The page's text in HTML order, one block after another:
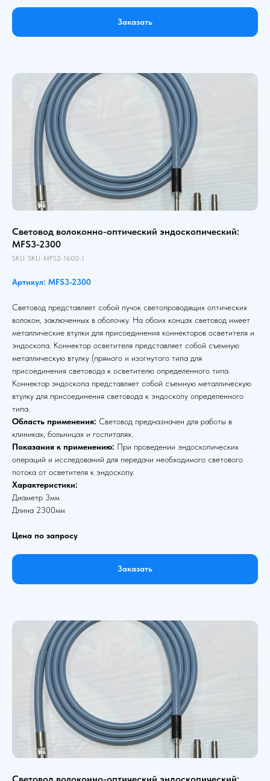
Заказать
Световод волоконно-оптический эндоскопический:
MFS3-2300
SKU: SKU: MFS2-1600-1
Артикул: MFS3-2300
Световод представляет собой пучок светопроводящих оптических
волокон, заключенных в оболочку. На обоих концах световод имеет
металлические втулки для присоединения коннекторов осветителя и
эндоскопа. Коннектор осветителя представляет собой съемную
металлическую втулку (прямого и изогнутого типа для
присоединения световода к осветителю определенного типа.
Коннектор эндоскопа представляет собой съемную металлическую
втулку для присоединения световода к эндоскопу определенного
типа.
Область применения: Световод предназначен для работы в
клиниках, больницах и госпиталях.
Показания к применению: При проведении эндоскопических
операций и исследований для передачи необходимого светового
потока от осветителя к эндоскопу.
Характеристики:
Диаметр 3мм
Длина 2300мм
Цена по запросу
Заказать
Световод волоконно-оптический эндоскопический: